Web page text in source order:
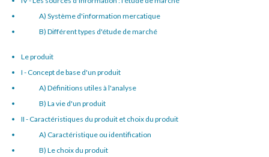
A) Système d'information mercatique
B) Différent types d'étude de marché
Le produit
I - Concept de base d'un produit
A) Définitions utiles à l'analyse
B) La vie d'un produit
II - Caractéristiques du produit et choix du produit
A) Caractéristique ou identification
B) Le choix du produit